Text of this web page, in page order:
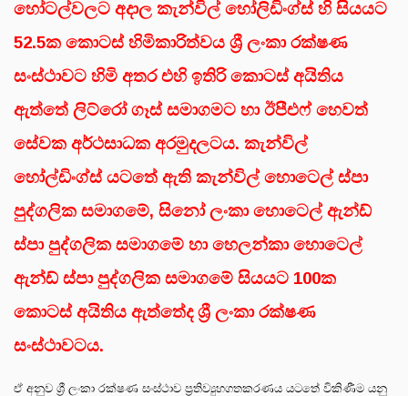
හෝටල්වලට අදාල කැන්විල් හෝලිඩිංග්ස් හි සියයට
52.5ක කොටස් හිමිකාරිත්වය ශ්‍රී ලංකා රක්ෂණ
සංස්ථාවට හිමි අතර එහි ඉතිරි කොටස් අයිතිය
ඇත්තේ ලිට්රෝ ගෑස් සමාගමට හා ඊපීඑෆ් හෙවත්
සේවක අර්ථසාධක අරමුදලටය. කැන්විල්
හෝල්ඩිංග්ස් යටතේ ඇති කැන්විල් හොටෙල් ස්පා
පුද්ගලික සමාගමේ, සිනෝ ලංකා හොටෙල් ඇන්ඩ්
ස්පා පුද්ගලික සමාගමේ හා හෙලන්කා හොටෙල්
ඇන්ඩ් ස්පා පුද්ගලික සමාගමේ සියයට 100ක
කොටස් අයිතිය ඇත්තේද ශ්‍රී ලංකා රක්ෂණ
සංස්ථාවටය.
ඒ අනුව ශ්‍රී ලංකා රක්ෂණ සංස්ථාව ප්‍රතිව්‍යුහගතකරණය යටතේ විකිණීම යනු